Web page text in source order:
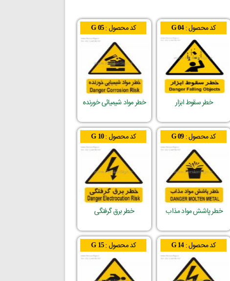
کد محصول :G 04
خطر سقوط ابزار
کد محصول :G 05
خطر مواد شیمیائی خورنده
کد محصول :G 09
خطر پاشش مواد مذاب
کد محصول :G 10
خطر برق گرفتگی
کد محصول :G 14 کد محصول :G 15